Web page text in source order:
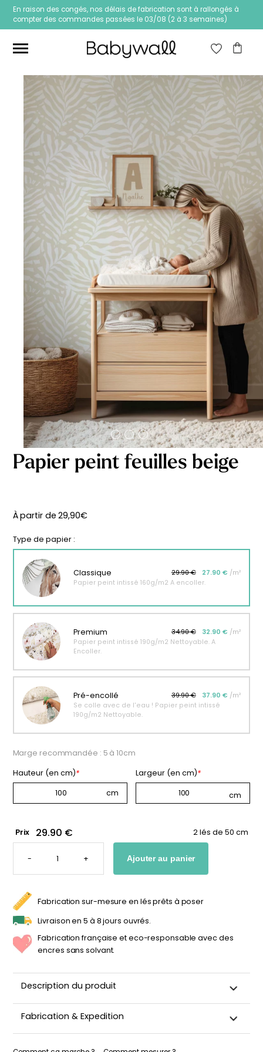
En raison des congés, nos délais de fabrication sont à rallongés à
compter des commandes passées le 03/08 (2 à 3 semaines)
Ces articles peuvent aussi vous intéresser
Papier peint Fleurs
délicates
À partir
de
29,90 €
Papier peint jungle
beige
À partir
de
29,90
Affiche bébé Mes
personnalisable
de
34,90€ €
Papier peint feuilles beige
À partir de29,90€
Type de papier :
Classique 29.90 € 27.90 € /m²
Papier peint intissé 160g/m2 A encoller.
Premium 34.90 € 32.90 € /m²
Papier peint intissé 190g/m2 Nettoyable. A
Encoller.
Pré-encollé 39.90 € 37.90 € /m²
Se colle avec de l'eau ! Papier peint intissé
190g/m2 Nettoyable.
Marge recommandée : 5 à 10cm
Hauteur (en cm)* Largeur (en cm)*
Prix 29.90 € 2 lés de 50 cm
-
QUANTITÉ
PAPIER
FEUILLES
+ Ajouter au panier
Fabrication sur-mesure en lés prêts à poser
Livraison en 5 à 8 jours ouvrés.
Fabrication française et eco-responsable avec des
encres sans solvant.
Description du produit
avec ce papier peint feuilles de palmier beige au design
Fabrication & Expedition